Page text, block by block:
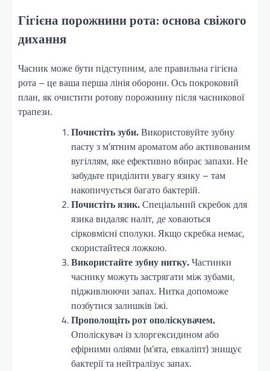
Гігієна порожнини рота: основа свіжого
дихання
Часник може бути підступним, але правильна гігієна
рота – це ваша перша лінія оборони. Ось покроковий
план, як очистити ротову порожнину після часникової
трапези.
Почистіть зуби.Використовуйте зубну
пасту з м’ятним ароматом або активованим
вугіллям, яке ефективно вбирає запахи. Не
забудьте приділити увагу язику – там
накопичується багато бактерій.
Почистіть язик.Спеціальний скребок для
язика видаляє наліт, де ховаються
сірковмісні сполуки. Якщо скребка немає,
скористайтеся ложкою.
Використайте зубну нитку.Частинки
часнику можуть застрягати між зубами,
підживлюючи запах. Нитка допоможе
позбутися залишків їжі.
Прополощіть рот ополіскувачем.
Ополіскувач із хлоргексидином або
ефірними оліями (м’ята, евкаліпт) знищує
бактерії та нейтралізує запах.